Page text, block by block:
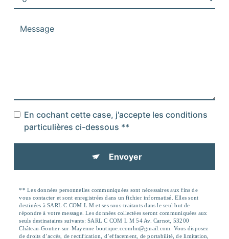
En cochant cette case, j'accepte les conditions
particulières ci-dessous **
Envoyer
** Les données personnelles communiquées sont nécessaires aux fins de
vous contacter et sont enregistrées dans un fichier informatisé. Elles sont
destinées à SARL C COM L M et ses sous-traitants dans le seul but de
répondre à votre message. Les données collectées seront communiquées aux
seuls destinataires suivants: SARL C COM L M 54 Av. Carnot, 53200
Château-Gontier-sur-Mayenne boutique.ccomlm@gmail.com. Vous disposez
de droits d’accès, de rectification, d’effacement, de portabilité, de limitation,